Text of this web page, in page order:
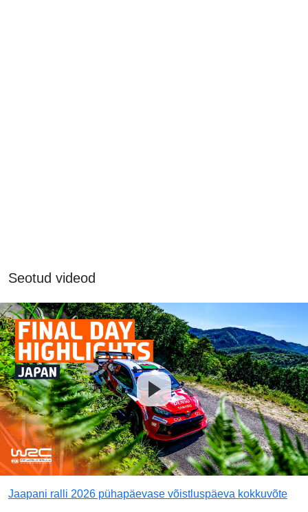
Seotud videod
Jaapani ralli 2026 pühapäevase võistluspäeva kokkuvõte